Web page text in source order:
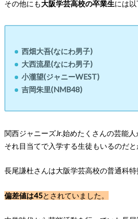
その他にも大阪学芸高校の卒業生には以
西畑大吾(なにわ男子)
大西流星(なにわ男子)
小瀧望(ジャニーWEST)
吉岡朱里(NMB48)
関西ジャニーズJr.始めたくさんの芸能
それ目当てで入学する生徒もいるのだと
長尾謙杜さんは大阪学芸高校の普通科特
偏差値は45とされていました。